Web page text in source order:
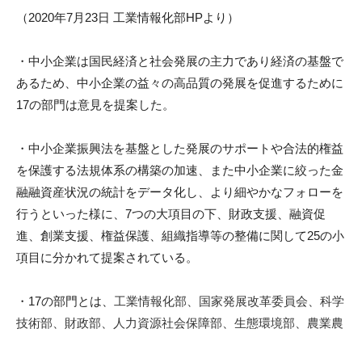
構
a
m
（2020年7月23日 工業情報化部HPより）
・ 中小企業は国民経済と社会発展の主力であり経済の基盤で
あるため、 中小企業の益々の高品質の発展を促進するために
17の部門は意見を提案した。
・ 中小企業振興法を基盤とした発展のサポートや合法的権益
を保護する法規体系の構築の加速、
また中小企業に絞った金
融融資産状況の統計をデータ化し、
より細やかなフォローを
行うといった様に、7つの大項目の下、 財政支援、融資促
進、創業支援、権益保護、 組織指導等の整備に関して25の小
項目に分かれて提案されている。
・17の部門とは、 工業情報化部、 国家発展改革委員会、 科学
技術部、財政部、 人力資源社会保障部、 生態環境部、 農業農